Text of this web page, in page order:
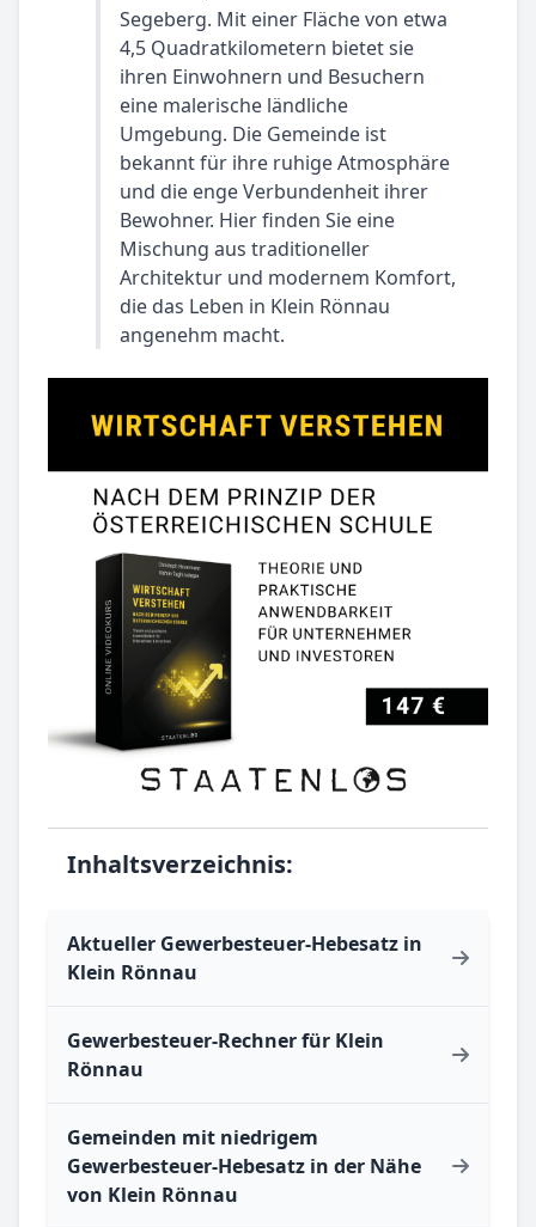
Segeberg. Mit einer Fläche von etwa
4,5 Quadratkilometern bietet sie
ihren Einwohnern und Besuchern
eine malerische ländliche
Umgebung. Die Gemeinde ist
bekannt für ihre ruhige Atmosphäre
und die enge Verbundenheit ihrer
Bewohner. Hier finden Sie eine
Mischung aus traditioneller
Architektur und modernem Komfort,
die das Leben in Klein Rönnau
angenehm macht.
Inhaltsverzeichnis:
Aktueller Gewerbesteuer-Hebesatz in
Klein Rönnau
Gewerbesteuer-Rechner für Klein
Rönnau
Gemeinden mit niedrigem
Gewerbesteuer-Hebesatz in der Nähe
von Klein Rönnau